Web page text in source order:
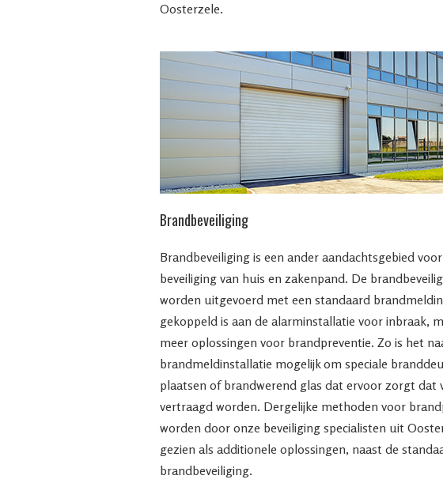
Oosterzele.
Brandbeveiliging
Brandbeveiliging is een ander aandachtsgebied
beveiliging van huis en zakenpand. De
worden uitgevoerd met een standaard
gekoppeld is aan de alarminstallatie voor inbraak,
meer oplossingen voor brandpreventie. Zo is het
brandmeldinstallatie mogelijk om speciale
plaatsen of brandwerend glas dat ervoor zorgt dat
vertraagd worden. Dergelijke methoden voor
worden door onze beveiliging specialisten uit
gezien als additionele oplossingen, naast de
brandbeveiliging.